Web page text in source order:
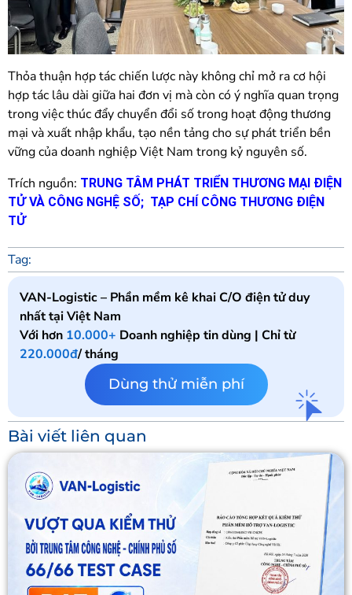
Thỏa thuận hợp tác chiến lược này không chỉ mở ra cơ hội
hợp tác lâu dài giữa hai đơn vị mà còn có ý nghĩa quan trọng
trong việc thúc đẩy chuyển đổi số trong hoạt động thương
mại và xuất nhập khẩu, tạo nền tảng cho sự phát triển bền
vững của doanh nghiệp Việt Nam trong kỷ nguyên số.
Trích nguồn: TRUNG TÂM PHÁT TRIỂN THƯƠNG MẠI ĐIỆN
TỬ VÀ CÔNG NGHỆ SỐ; TẠP CHÍ CÔNG THƯƠNG ĐIỆN
TỬ
Tag:
VAN-Logistic – Phần mềm kê khai C/O điện tử duy
nhất tại Việt Nam
Với hơn 10.000+ Doanh nghiệp tin dùng | Chỉ từ
220.000đ/ tháng
Dùng thử miễn phí
Bài viết liên quan